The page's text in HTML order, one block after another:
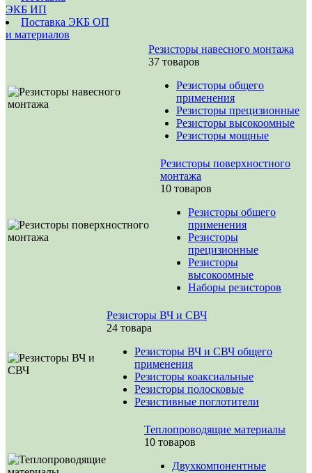
ЭКБ ИП
Поставка ЭКБ ОП
и материалов
Резисторы навесного монтажа
37 товаров
Резисторы общего
применения
Резисторы прецизионные
Резисторы высокоомные
Резисторы мощные
Резисторы поверхностного
монтажа
10 товаров
Резисторы общего
применения
Резисторы
прецизионные
Резисторы
высокоомные
Наборы резисторов
Резисторы ВЧ и СВЧ
24 товара
Резисторы ВЧ и СВЧ общего
применения
Резисторы коаксиальные
Резисторы полосковые
Резистивные поглотители
Теплопроводящие материалы
10 товаров
Двухкомпонентные